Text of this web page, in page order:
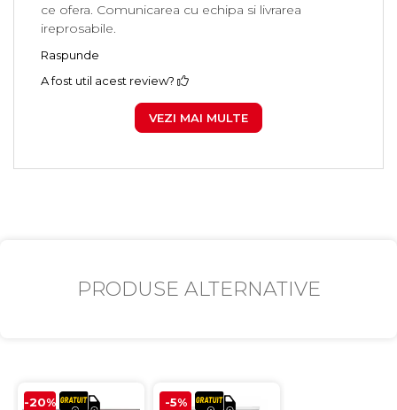
ce ofera. Comunicarea cu echipa si livrarea
ireprosabile.
Raspunde
A fost util acest review?
VEZI MAI MULTE
PRODUSE ALTERNATIVE
-20% -5%